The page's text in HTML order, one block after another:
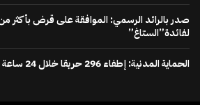
لفائدة”الستاغ”
الحماية المدنية: إطفاء 296 حريقا خلال 24 ساعة